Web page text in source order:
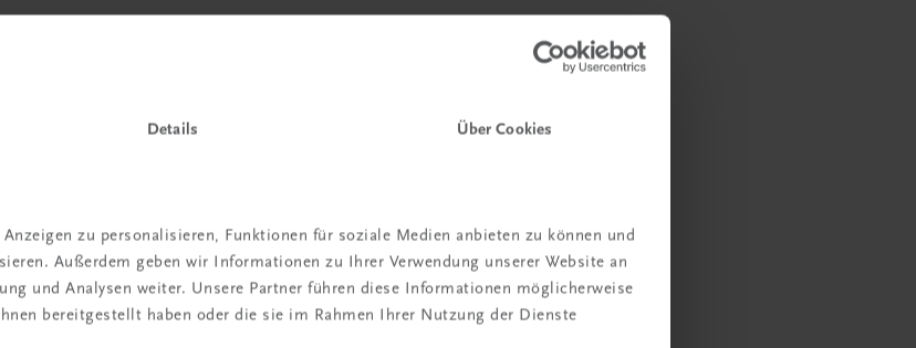
Details Über Cookies
zu personalisieren, Funktionen für soziale Medien anbieten zu können und
Außerdem geben wir Informationen zu Ihrer Verwendung unserer Website an
und Analysen weiter. Unsere Partner führen diese Informationen möglicherweise
bereitgestellt haben oder die sie im Rahmen Ihrer Nutzung der Dienste